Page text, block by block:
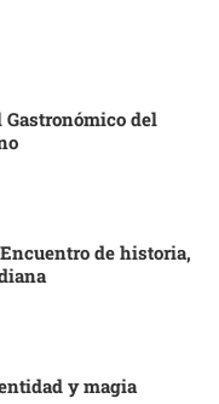
del
de historia,
y magia